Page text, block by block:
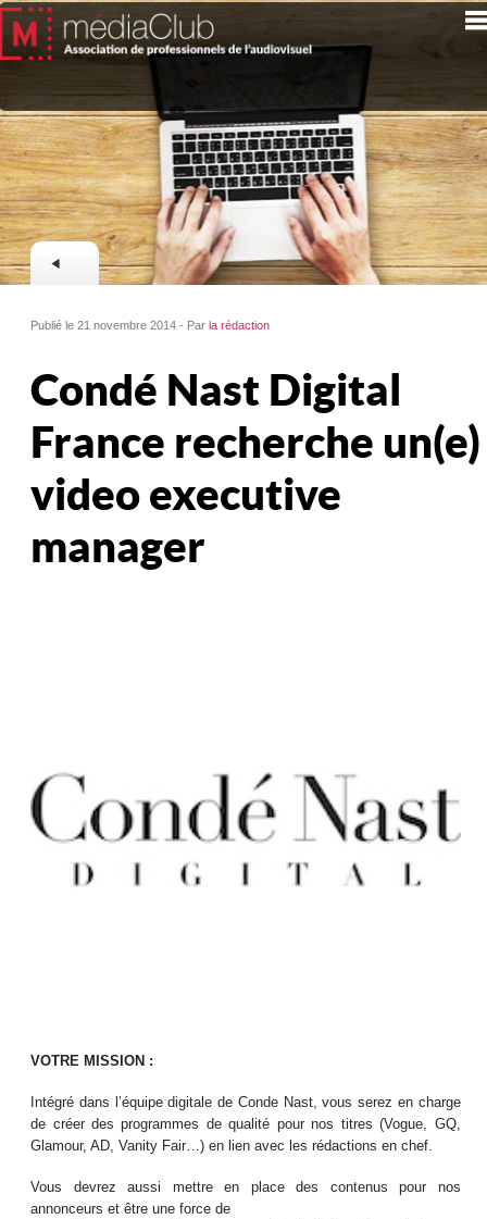
Publié le 21 novembre 2014 - Parla rédaction
Condé Nast Digital
France recherche un(e)
video executive
manager
VOTRE MISSION :
Intégré dans l’équipe digitale de Conde Nast, vous serez en charge
de créer des programmes de qualité pour nos titres (Vogue, GQ,
Glamour, AD, Vanity Fair…) en lien avec les rédactions en chef.
Vous devrez aussi mettre en place des contenus pour nos
annonceurs et être une force de